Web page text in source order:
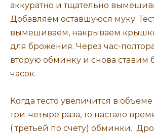
аккуратно и тщательно
Добавляем оставшуюся муку.
вымешиваем, накрываем
для брожения. Через час-
вторую обминку и снова ставим
часок.
Когда тесто увеличится в
три-четыре раза, то настало
( третьей по счету) обминки.